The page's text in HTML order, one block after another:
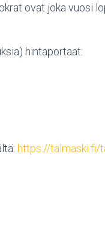
ovat joka vuosi
hintaportaat:
https://talmaski.fi/